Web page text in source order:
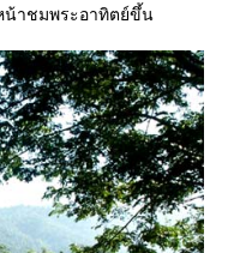
น้าชมพระอาทิตย์ขึ้น